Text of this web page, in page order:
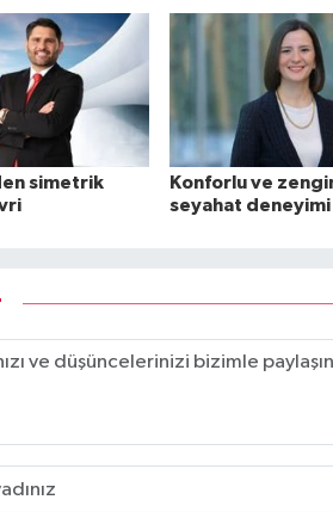
simetrik
Konforlu ve
seyahat deneyimi